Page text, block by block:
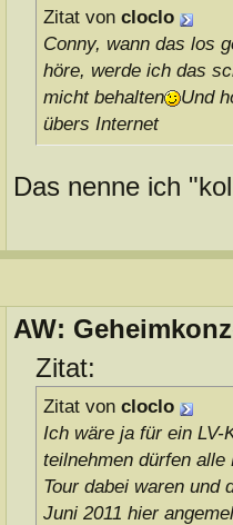
Zitat von cloclo
Conny, wann das los
höre, werde ich das
micht behalten
Und
übers Internet
Das nenne ich
AW:
Zitat:
Zitat von cloclo
Ich wäre ja für ein
teilnehmen dürfen
Tour dabei waren und
Juni 2011 hier